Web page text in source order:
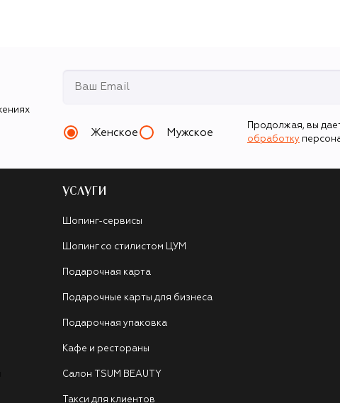
Женское Мужское
Продолжая, вы
обработку
УСЛУГИ
Шопинг-сервисы
Шопинг со стилистом ЦУМ
Подарочная карта
Подарочные карты для бизнеса
Подарочная упаковка
Кафе и рестораны
Салон TSUM BEAUTY
Такси для клиентов